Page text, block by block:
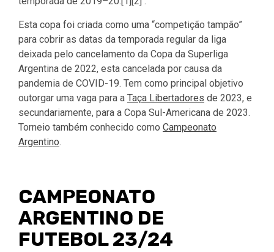
Esta copa foi criada como uma “competição tampão”
para cobrir as datas da temporada regular da liga
deixada pelo cancelamento da Copa da Superliga
Argentina de 2022, esta cancelada por causa da
pandemia de COVID-19. Tem como principal objetivo
outorgar uma vaga para a Taça Libertadores de 2023, e
secundariamente, para a Copa Sul-Americana de 2023.
Torneio também conhecido como Campeonato
Argentino.
CAMPEONATO
ARGENTINO DE
FUTEBOL 23/24